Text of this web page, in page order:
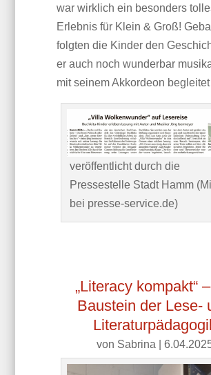
war wirklich ein besonders
Erlebnis für Klein & Groß!
folgten die Kinder den
er auch noch wunderbar
mit seinem Akkordeon begleitet
veröffentlicht durch die
Pressestelle Stadt Hamm
bei presse-service.de)
„Literacy kompakt“
Baustein der Lese-
von Sabrina